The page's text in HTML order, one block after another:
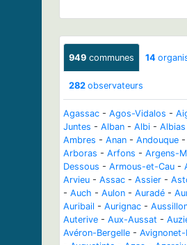
949 communes 14
282 observateurs
Agassac - Agos-Vidalos -
Juntes - Alban - Albi - Albias
Ambres - Anan - Andouque -
Arboras - Arfons - Argens-
Dessous - Armous-et-Cau -
Arvieu - Assac - Assier -
- Auch - Aulon - Auradé -
Auribail - Aurignac -
Auterive - Aux-Aussat -
Avéron-Bergelle - Avignonet-